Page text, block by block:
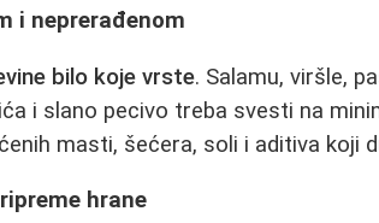
i neprerađenom
bilo koje vrste. Salamu, viršle,
i slano pecivo treba svesti na
masti, šećera, soli i aditiva koji
hrane